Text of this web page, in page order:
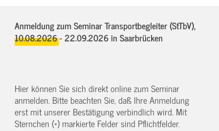
Anmeldung zum Seminar Transportbegleiter (StTbV),
10.08.2026 - 22.09.2026in Saarbrücken
Hier können Sie sich direkt online zum Seminar
anmelden. Bitte beachten Sie, daß Ihre Anmeldung
erst mit unserer Bestätigung verbindlich wird. Mit
Sternchen (*) markierte Felder sind Pflichtfelder.